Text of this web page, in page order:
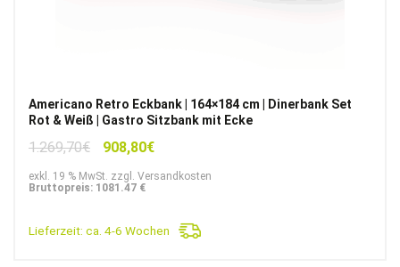
Americano Retro Eckbank | 164×184 cm | Dinerbank Set
Rot & Weiß | Gastro Sitzbank mit Ecke
1.269,70€
Ursprünglicher
war:
908,80€Aktueller
ist:
exkl. 19 % MwSt. zzgl. Versandkosten
Bruttopreis: 1081.47 €
Lieferzeit: ca. 4-6 Wochen